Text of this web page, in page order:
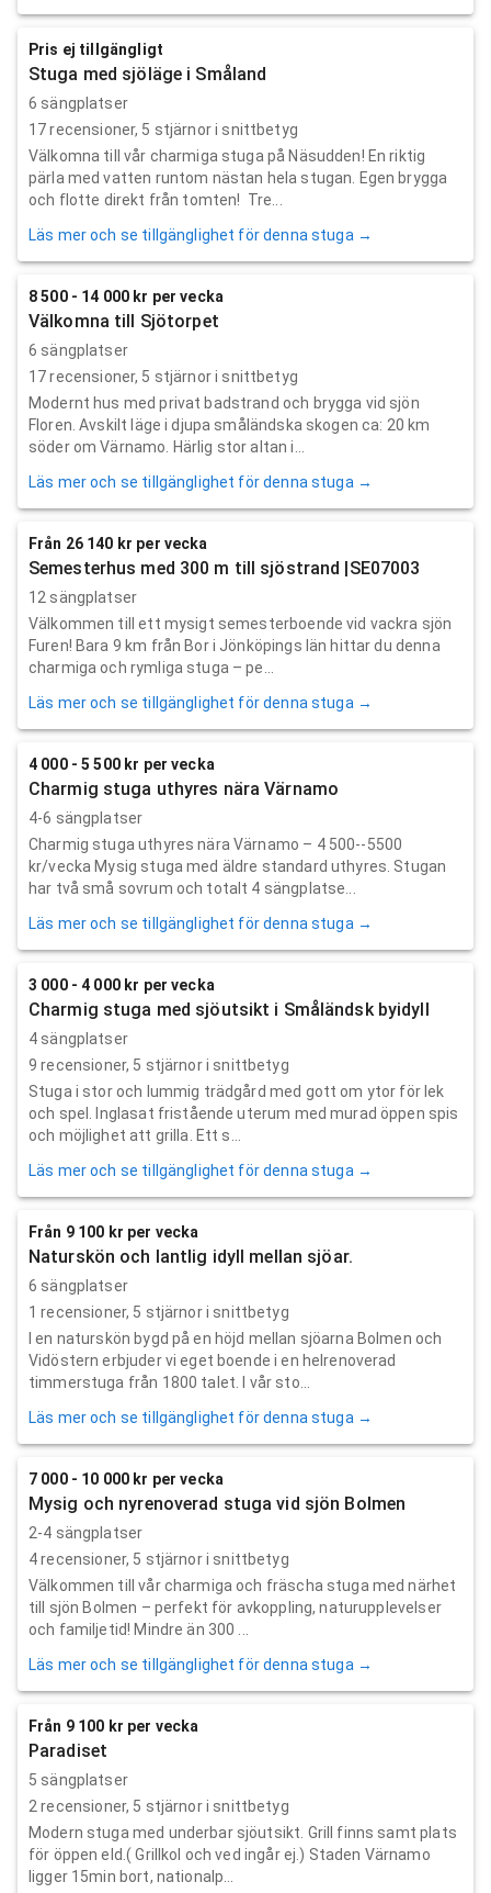
Pris ej tillgängligt
Stuga med sjöläge i Småland
6 sängplatser
17recensioner, 5 stjärnor i snittbetyg
Välkomna till vår charmiga stuga på Näsudden! En riktig
pärla med vatten runtom nästan hela stugan. Egen brygga
och flotte direkt från tomten! Tre...
Läs mer och se tillgänglighet för denna stuga →
8 500 - 14 000 kr per vecka
Välkomna till Sjötorpet
6 sängplatser
17recensioner, 5 stjärnor i snittbetyg
Modernt hus med privat badstrand och brygga vid sjön
Floren. Avskilt läge i djupa småländska skogen ca: 20 km
söder om Värnamo. Härlig stor altan i...
Läs mer och se tillgänglighet för denna stuga →
Från 26 140 kr per vecka
Semesterhus med 300 m till sjöstrand |SE07003
12 sängplatser
Välkommen till ett mysigt semesterboende vid vackra sjön
Furen! Bara 9 km från Bor i Jönköpings län hittar du denna
charmiga och rymliga stuga – pe...
Läs mer och se tillgänglighet för denna stuga →
4 000 - 5 500 kr per vecka
Charmig stuga uthyres nära Värnamo
4-6 sängplatser
Charmig stuga uthyres nära Värnamo – 4 500--5500
kr/vecka Mysig stuga med äldre standard uthyres. Stugan
har två små sovrum och totalt 4 sängplatse...
Läs mer och se tillgänglighet för denna stuga →
3 000 - 4 000 kr per vecka
Charmig stuga med sjöutsikt i Småländsk byidyll
4 sängplatser
9 recensioner, 5 stjärnor i snittbetyg
Stuga i stor och lummig trädgård med gott om ytor för lek
och spel. Inglasat fristående uterum med murad öppen spis
och möjlighet att grilla. Ett s...
Läs mer och se tillgänglighet för denna stuga →
Från 9 100 kr per vecka
Naturskön och lantlig idyll mellan sjöar.
6 sängplatser
1 recensioner, 5 stjärnor i snittbetyg
I en naturskön bygd på en höjd mellan sjöarna Bolmen och
Vidöstern erbjuder vi eget boende i en helrenoverad
timmerstuga från 1800 talet. I vår sto...
Läs mer och se tillgänglighet för denna stuga →
7 000 - 10 000 kr per vecka
Mysig och nyrenoverad stuga vid sjön Bolmen
2-4 sängplatser
4recensioner, 5 stjärnor i snittbetyg
Välkommen till vår charmiga och fräscha stuga med närhet
till sjön Bolmen – perfekt för avkoppling, naturupplevelser
och familjetid! Mindre än 300 ...
Läs mer och se tillgänglighet för denna stuga →
Från 9 100 kr per vecka
Paradiset
5 sängplatser
2 recensioner, 5 stjärnor i snittbetyg
Modern stuga med underbar sjöutsikt. Grill finns samt plats
för öppen eld.( Grillkol och ved ingår ej.) Staden Värnamo
ligger 15min bort, nationalp...